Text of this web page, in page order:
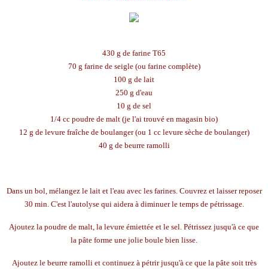
430 g de farine T65
70 g farine de seigle (ou farine complète)
100 g de lait
250 g d'eau
10 g de sel
1/4 cc poudre de malt (je l'ai trouvé en magasin bio)
12 g de levure fraîche de boulanger (ou 1 cc levure sèche de boulanger)
40 g de beurre ramolli
Dans un bol, mélangez le lait et l'eau avec les farines. Couvrez et laisser reposer
30 min. C'est l'autolyse qui aidera à diminuer le temps de pétrissage.
Ajoutez la poudre de malt, la levure émiettée et le sel. Pétrissez jusqu'à ce que
la pâte forme une jolie boule bien lisse.
Ajoutez le beurre ramolli et continuez à pétrir jusqu'à ce que la pâte soit très